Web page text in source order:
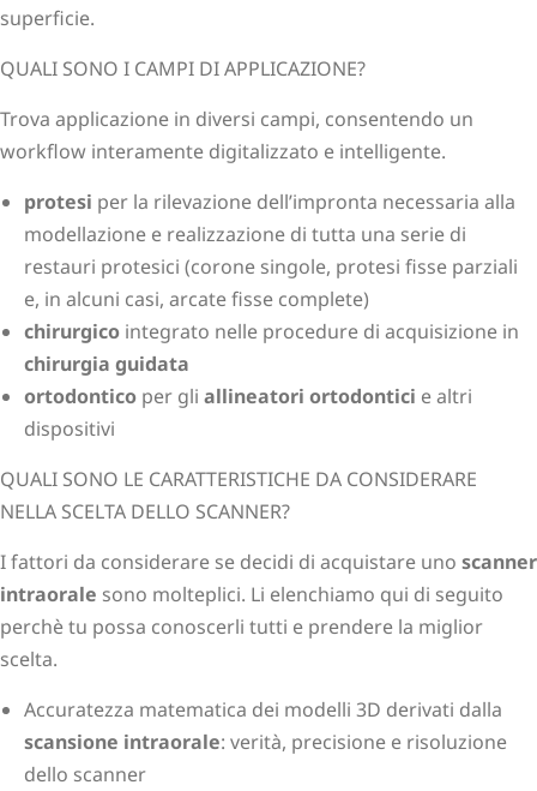
superficie.
QUALI SONO I CAMPI DI APPLICAZIONE?
Trova applicazione in diversi campi, consentendo un
workflow interamente digitalizzato e intelligente.
protesi per la rilevazione dell’impronta necessaria alla
modellazione e realizzazione di tutta una serie di
restauri protesici (corone singole, protesi fisse parziali
e, in alcuni casi, arcate fisse complete)
chirurgico integrato nelle procedure di acquisizione in
chirurgia guidata
ortodontico per gli allineatori ortodontici e altri
dispositivi
QUALI SONO LE CARATTERISTICHE DA CONSIDERARE
NELLA SCELTA DELLO SCANNER?
I fattori da considerare se decidi di acquistare uno scanner
intraorale sono molteplici. Li elenchiamo qui di seguito
perchè tu possa conoscerli tutti e prendere la miglior
scelta.
Accuratezza matematica dei modelli 3D derivati dalla
scansione intraorale: verità, precisione e risoluzione
dello scanner